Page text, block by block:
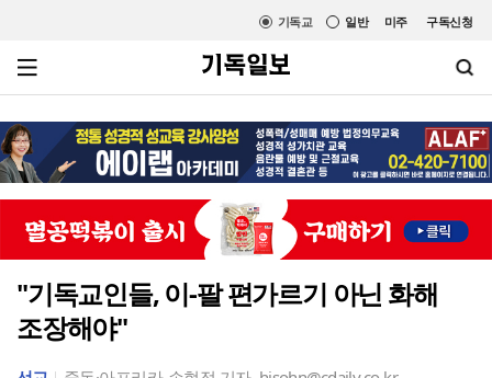
미주 구독신청
일반
기독교
"기독교인들, 이-팔 편가르기 아닌 화해
조장해야"